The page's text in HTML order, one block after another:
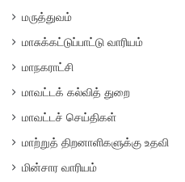
மருத்துவம்
மாசுக்கட்டுப்பாட்டு வாரியம்
மாநகராட்சி
மாவட்டக் கல்வித் துறை
மாவட்டச் செய்திகள்
மாற்றுத் திறனாளிகளுக்கு உதவி
மின்சார வாரியம்